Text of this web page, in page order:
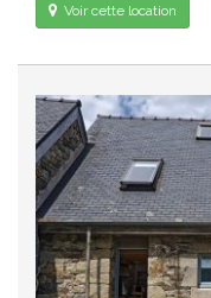
Voir cette location